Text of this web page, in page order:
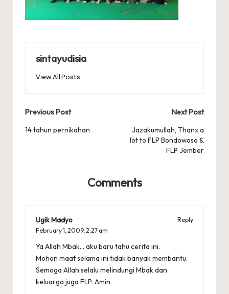
sintayudisia
View All Posts
Post
navigation
Previous Post
14 tahun pernikahan
Next Post
Jazakumullah, Thanx a
lot to FLP Bondowoso &
FLP Jember
Comments
Ugik Madyo
Reply
February 1, 2009, 2:27 am
Ya Allah Mbak… aku baru tahu cerita ini.
Mohon maaf selama ini tidak banyak membantu.
Semoga Allah selalu melindungi Mbak dan
keluarga juga FLP. Amin